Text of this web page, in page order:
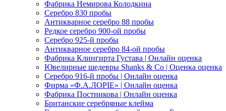
Фабрика Немирова Колодкина
Серебро 830 пробы
Антикварное серебро 88 пробы
Редкое серебро 900-ой пробы
Серебро 925-й пробы
Антикварное серебро 84-ой пробы
Фабрика Клингирта Густава | Онлайн оценка
Ювелирные шедевры Shanks & Co | Оценка оценка
Серебро 916-й пробы | Онлайн оценка
Фирма «Ф.А.ЛОРIЕ» | Онлайн оценка
Фабрика Постникова | Онлайн оценка
Британские серебряные клейма